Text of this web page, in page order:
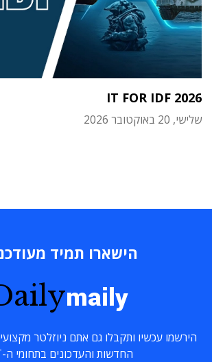
IT FOR IDF 2026
שלישי, 20 באוקטובר 2026
הישארו תמיד
maily
הירשמו עכשיו ותקבלו גם אתם ניוזלטר
החדשות והעדכונים בתחומי ה-ICT